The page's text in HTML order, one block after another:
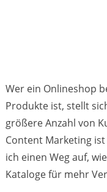
Wer ein Onlineshop
Produkte ist, stellt
größere Anzahl von
Content Marketing
ich einen Weg auf,
Kataloge für mehr